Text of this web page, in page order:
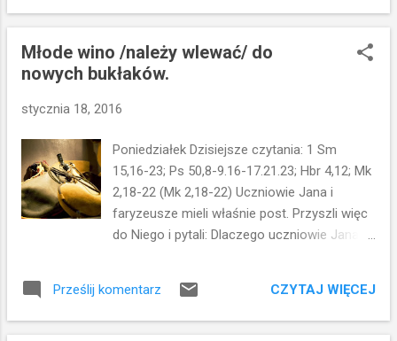
szabat to, czego nie wolno? On im
uczynił Dawid, kiedy znalazł się w potrzebie, i
był głodny on i jego towarzysze? Jak wszedł
kapłana, i jadł chleby pokładne, które tylko
towarzyszom. I dodał: To szabat został
ustanowiony dla człowieka, a nie człowiek
dla szabatu. Zatem Syn Człowieczy jest
panem szabatu. Syn człowieczy jest panem
szabatu...to główna myśl dzisiejszego
Jezusem o szabat...On daje im do
Młode wino /należy wlewać/ do
nowych bukłaków.
stycznia 18, 2016
Poniedziałek Dzisiejsze czytania: 1 Sm
15,16-23; Ps 50,8-9.16-17.21.23; Hbr 4,12; Mk
2,18-22 (Mk 2,18-22) Uczniowie Jana i
faryzeusze mieli właśnie post. Przyszli więc
do Niego i pytali: Dlaczego uczniowie Jana i
odpowiedział: Czy goście weselni mogą
pościć, dopóki pan młody jest z nimi? Nie
Prześlij komentarz CZYTAJ WIĘCEJ